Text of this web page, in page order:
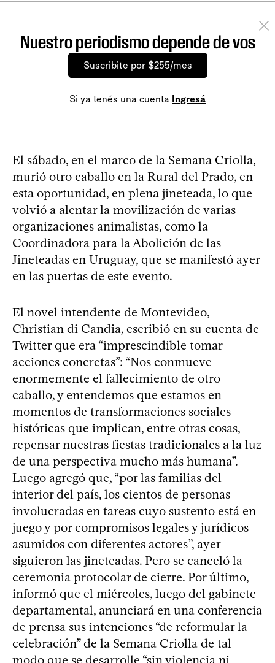
Nuestro periodismo depende de vos
Suscribite por $255/mes
Si ya tenés una cuenta Ingresá
El sábado, en el marco de la Semana Criolla,
murió otro caballo en la Rural del Prado, en
esta oportunidad, en plena jineteada, lo que
volvió a alentar la movilización de varias
organizaciones animalistas, como la
Coordinadora para la Abolición de las
Jineteadas en Uruguay, que se manifestó ayer
en las puertas de este evento.
El novel intendente de Montevideo,
Christian di Candia, escribió en su cuenta de
Twitter que era “imprescindible tomar
acciones concretas”: “Nos conmueve
enormemente el fallecimiento de otro
caballo, y entendemos que estamos en
momentos de transformaciones sociales
históricas que implican, entre otras cosas,
repensar nuestras fiestas tradicionales a la luz
de una perspectiva mucho más humana”.
Luego agregó que, “por las familias del
interior del país, los cientos de personas
involucradas en tareas cuyo sustento está en
juego y por compromisos legales y jurídicos
asumidos con diferentes actores”, ayer
siguieron las jineteadas. Pero se canceló la
ceremonia protocolar de cierre. Por último,
informó que el miércoles, luego del gabinete
departamental, anunciará en una conferencia
de prensa sus intenciones “de reformular la
celebración” de la Semana Criolla de tal
modo que se desarrolle “sin violencia ni